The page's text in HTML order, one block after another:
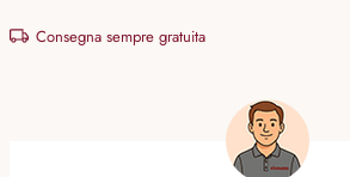
Consegna sempre gratuita